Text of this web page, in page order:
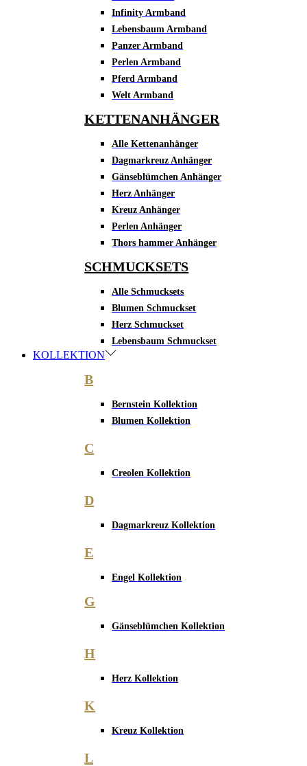
Infinity Armband
Lebensbaum Armband
Panzer Armband
Perlen Armband
Pferd Armband
Welt Armband
KETTENANHÄNGER
Alle Kettenanhänger
Dagmarkreuz Anhänger
Gänseblümchen Anhänger
Herz Anhänger
Kreuz Anhänger
Perlen Anhänger
Thors hammer Anhänger
SCHMUCKSETS
Alle Schmucksets
Blumen Schmuckset
Herz Schmuckset
Lebensbaum Schmuckset
KOLLEKTION
B
Bernstein Kollektion
Blumen Kollektion
C
Creolen Kollektion
D
Dagmarkreuz Kollektion
E
Engel Kollektion
G
Gänseblümchen Kollektion
H
Herz Kollektion
K
Kreuz Kollektion
L